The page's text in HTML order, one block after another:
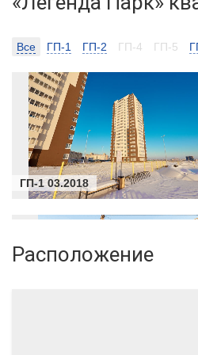
зеленый парк! Еще одна
Несомненно, ключевое
двор и система видеонаблюдения
Для автовладельцев
(на 1526 квартир) на открытой
строительство многоуровневого
нескольких домов будут
салон красоты.
Преимущества вашего дома:
- широкий ассортимент квартир-
Все ГП-1 ГП-2 ГП-4 ГП-5
ГП-1 03.2018
Расположение